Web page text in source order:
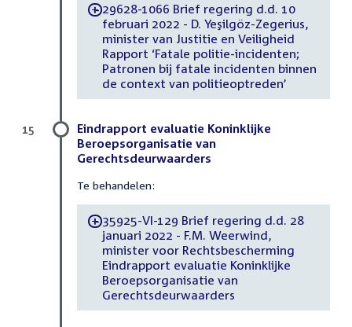
-29628-1066 Brief regering d.d. 10
februari 2022 - D. Yeşilgöz-Zegerius,
minister van Justitie en Veiligheid
Rapport ‘Fatale politie-incidenten;
Patronen bij fatale incidenten binnen
de context van politieoptreden’
Eindrapport evaluatie Koninklijke
Beroepsorganisatie van
Gerechtsdeurwaarders
Te behandelen:
-35925-VI-129 Brief regering d.d. 28
januari 2022 - F.M. Weerwind,
minister voor Rechtsbescherming
Eindrapport evaluatie Koninklijke
Beroepsorganisatie van
Gerechtsdeurwaarders
15